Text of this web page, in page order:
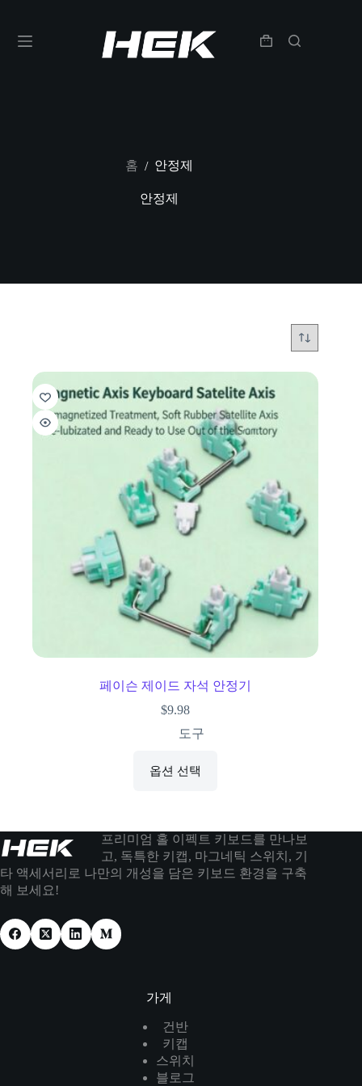
홈 / 안정제
안정제
페이슨 제이드 자석 안정기
$9.98
도구
옵션 선택
프리미엄 홀 이펙트 키보드를 만나보
고, 독특한 키캡, 마그네틱 스위치, 기
타 액세서리로 나만의 개성을 담은 키보드 환경을 구축
해 보세요!
가게
건반
키캡
스위치
블로그